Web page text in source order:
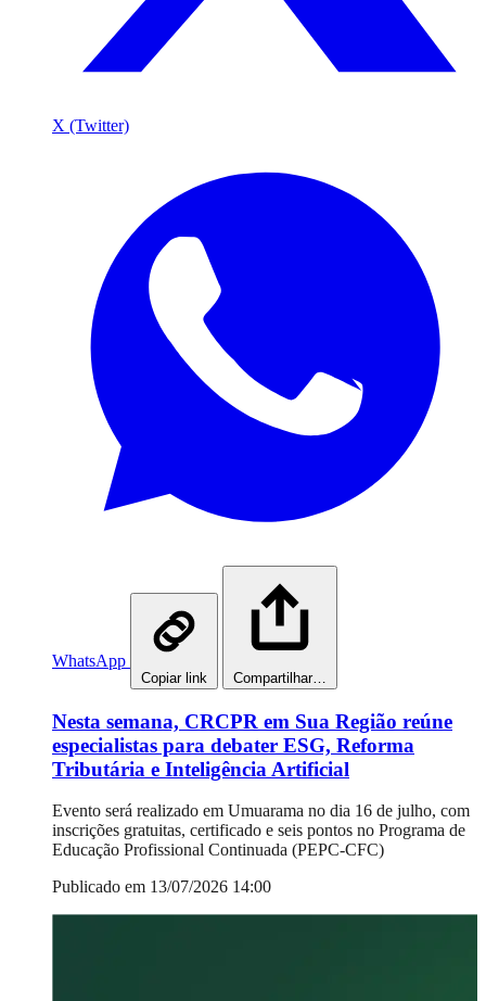
X (Twitter)
WhatsApp
Copiar link Compartilhar…
Nesta semana, CRCPR em Sua Região reúne
especialistas para debater ESG, Reforma
Tributária e Inteligência Artificial
Evento será realizado em Umuarama no dia 16 de julho, com
inscrições gratuitas, certificado e seis pontos no Programa de
Educação Profissional Continuada (PEPC-CFC)
Publicado em 13/07/2026 14:00